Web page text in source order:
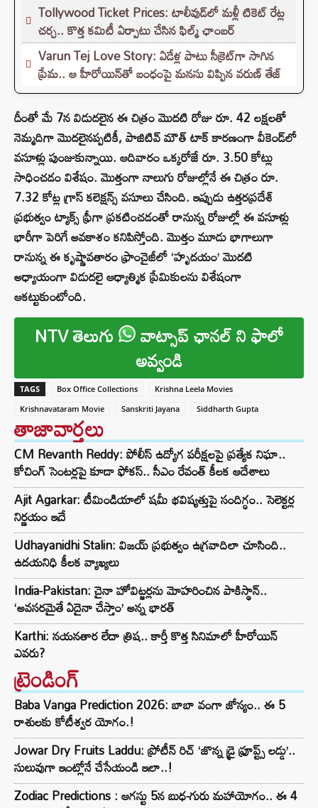
Tollywood Ticket Prices: టాలీవుడ్‌లో మళ్లీ టికెట్‌ రేట్ల
చర్చ.. కొత్త కమిటీ ఏర్పాటు చేసిన ఫిల్మ్‌ ఛాంబర్‌
Varun Tej Love Story: ఏడేళ్ల పాటు సీక్రెట్‌గా సాగిన
ప్రేమ.. ఆ హీరోయిన్‌తో బంధంపై మనసు విప్పిన వరుణ్ తేజ్
దీంతో మే 7న విడుదలైన ఈ చిత్రం మొదటి రోజు రూ. 42 లక్షలతో
నెమ్మదిగా మొదలైనప్పటికీ, పాజిటివ్ మౌత్ టాక్ కారణంగా వీకెండ్‌లో
వసూళ్లు పుంజుకున్నాయి. ఆదివారం ఒక్కరోజే రూ. 3.50 కోట్లు
సాధించడం విశేషం. మొత్తంగా నాలుగు రోజుల్లోనే ఈ చిత్రం రూ.
7.32 కోట్ల గ్రాస్ కలెక్షన్స్ వసూలు చేసింది. ఇప్పుడు ఉత్తరప్రదేశ్
ప్రభుత్వం ట్యాక్స్ ఫ్రీగా ప్రకటించడంతో రానున్న రోజుల్లో ఈ వసూళ్లు
భారీగా పెరిగే అవకాశం కనిపిస్తోంది. మొత్తం మూడు భాగాలుగా
రానున్న ఈ కృష్ణావతారం ఫ్రాంచైజీలో ‘హృదయం’ మొదటి
అధ్యాయంగా విడుదలై ఆధ్యాత్మిక ప్రేమికులను విశేషంగా
ఆకట్టుకుంటోంది.
NTV తెలుగు వాట్సాప్ ఛానల్ ని ఫాలో
అవ్వండి
TAGS Box Office Collections
Krishna Leela Movies
Krishnavataram Movie
Sanskriti Jayana Siddharth Gupta
తాజావార్తలు
CM Revanth Reddy: పోలీస్ ఉద్యోగ పరీక్షలపై ప్రత్యేక నిఘా..
కోచింగ్ సెంటర్లపై కూడా ఫోకస్.. సీఎం రేవంత్ కీలక ఆదేశాలు
Ajit Agarkar: టీమిండియాలో షమీ భవిష్యత్తుపై సందిగ్ధం.. సెలెక్టర్ల
నిర్ణయం ఇదే
Udhayanidhi Stalin: విజయ్ ప్రభుత్వం ఉగ్రవాదిలా చూసింది..
ఉదయనిధి కీలక వ్యాఖ్యలు
India-Pakistan: చైనా హోవిట్జర్లను మోహరించిన పాకిస్థాన్..
‘అవసరమైతే ఏదైనా చేస్తాం’ అన్న భారత్
Karthi: నయనతార లేదా త్రిష.. కార్తీ కొత్త సినిమాలో హీరోయిన్
ఎవరు?
ట్రెండింగ్‌
Baba Vanga Prediction 2026: బాబా వంగా జోస్యం.. ఈ 5
రాశులకు కోటీశ్వర యోగం.!
Jowar Dry Fruits Laddu: ప్రోటీన్ రిచ్ ‘జొన్న డ్రై ఫ్రూప్ట్స్ లడ్డు’..
సులువుగా ఇంట్లోనే చేసేయండి ఇలా..!
Zodiac Predictions : ఆగస్టు 5న బుధ-గురు మహాయోగం.. ఈ 4